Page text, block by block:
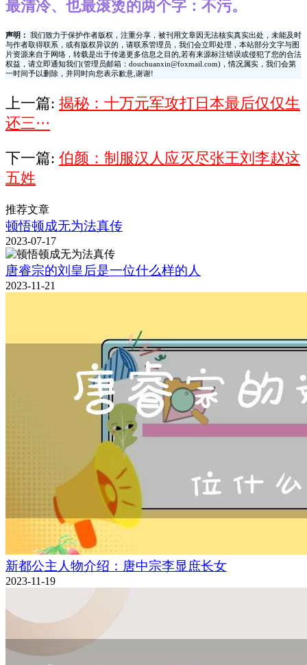
最清冷、也最滚烫的两个字：不污。
声明：
我们致力于保护作者版权，注重分享，被刊用文章因无法核实真实出处，未能及时
与作者取得联系，或有版权异议的，请联系管理员，我们会立即处理，本站部分文字与图
片资源来自于网络，转载是出于传递更多信息之目的,若有来源标注错误或侵犯了您的合法
权益，请立即通知我们(管理员邮箱：douchuanxin@foxmail.com)，情况属实，我们会第
一时间予以删除，并同时向您表示歉意,谢谢!
上一篇: 揭秘：十万元军攻打日本最后仅仅生
还三···
下一篇: 伯颜：制服汉人应灭尽张王刘李赵这
五姓
推荐文章
顿悟顿成无为法真传
2023-07-17
唐睿宗的刘皇后是一位什么样的人
2023-11-21
新都公主人物介绍：唐中宗李显庶长女
2023-11-19